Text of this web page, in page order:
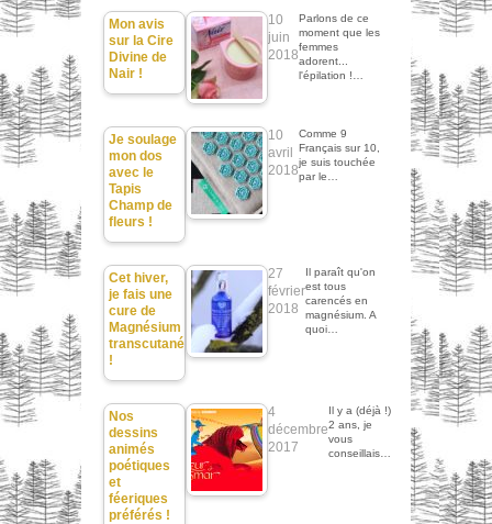
Mon avis
sur la Cire
Divine de
Nair !
10
juin
2018
Parlons de ce
moment que les
femmes
adorent...
l'épilation !…
Je soulage
mon dos
avec le
Tapis
Champ de
fleurs !
10
avril
2018
Comme 9
Français sur 10,
je suis touchée
par le…
Cet hiver,
je fais une
cure de
Magnésium
transcutané
!
27
février
2018
Il paraît qu'on
est tous
carencés en
magnésium. A
quoi…
Nos
dessins
animés
poétiques
et
féeriques
préférés !
4
décembre
2017
Il y a (déjà !)
2 ans, je
vous
conseillais…